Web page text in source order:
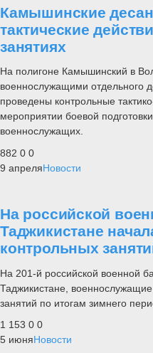
Камышинские
тактические
занятиях
На полигоне Камышинский в
военнослужащими отдельного
проведены контрольные
мероприятии боевой
военнослужащих.
882 0 0
9 апреляНовости
На российской
Таджикистане
контрольных
На 201-й российской военной
Таджикистане,
занятий по итогам зимнего
1 153 0 0
5 июняНовости